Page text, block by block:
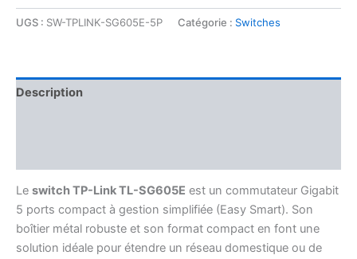
UGS : SW-TPLINK-SG605E-5P Catégorie : Switches
Description
Le switch TP-Link TL-SG605E est un commutateur Gigabit
5 ports compact à gestion simplifiée (Easy Smart). Son
boîtier métal robuste et son format compact en font une
solution idéale pour étendre un réseau domestique ou de